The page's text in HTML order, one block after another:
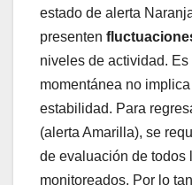
estado de alerta
presenten
niveles de actividad.
momentánea no
estabilidad. Para
(alerta Amarilla), se
de evaluación de todos
monitoreados. Por lo